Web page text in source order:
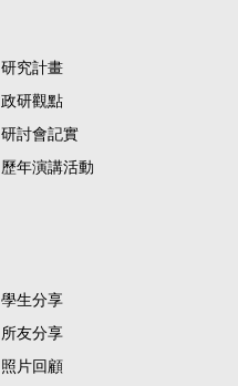
研究計畫
政研觀點
研討會記實
歷年演講活動
學生分享
所友分享
照片回顧